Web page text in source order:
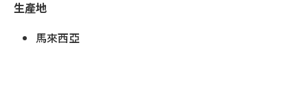
生產地
馬來西亞